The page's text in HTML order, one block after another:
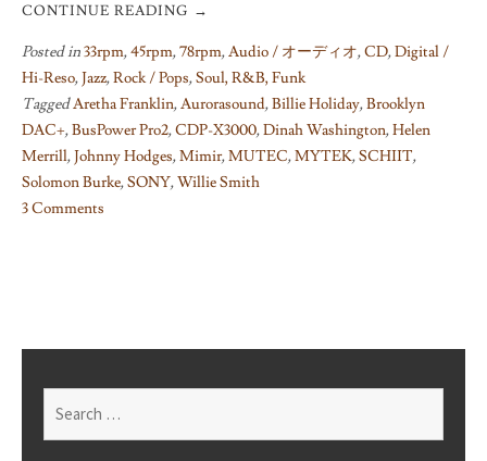
CONTINUE READING →
Posted in33rpm,45rpm,78rpm,Audio / オーディオ,CD,Digital /
Hi-Reso,Jazz,Rock / Pops,Soul, R&B, Funk
TaggedAretha Franklin,Aurorasound,Billie Holiday,Brooklyn
DAC+,BusPower Pro2,CDP-X3000,Dinah Washington,Helen
Merrill,Johnny Hodges,Mimir,MUTEC,MYTEK,SCHIIT,
Solomon Burke,SONY,Willie Smith
3 Comments
for: